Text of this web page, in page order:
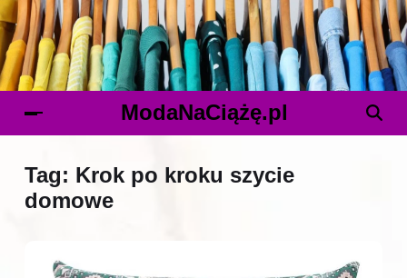
ModaNaCiążę.pl
Tag: Krok po kroku szycie
domowe